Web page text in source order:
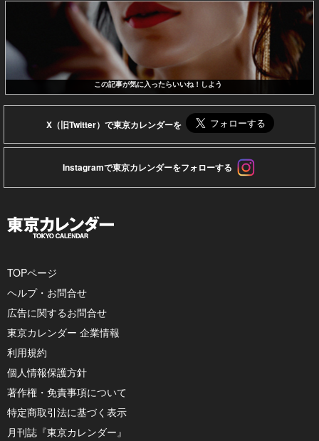
この記事が気に入ったらいいね！しよう
X（旧Twitter）で東京カレンダーを
Instagramで東京カレンダーをフォローする
TOPページ
ヘルプ・お問合せ
広告に関するお問合せ
東京カレンダー 企業情報
利用規約
個人情報保護方針
著作権・免責事項について
特定商取引法に基づく表示
月刊誌『東京カレンダー』